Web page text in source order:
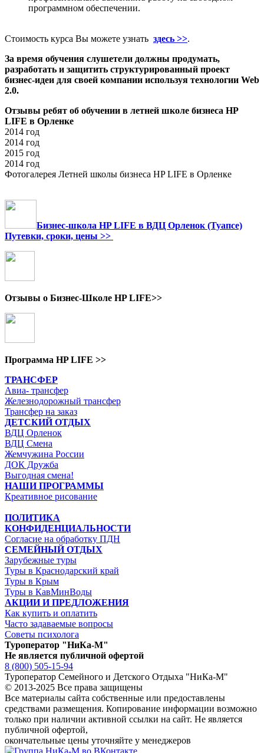
программном обеспечении.
Стоимость курса Вы можете узнать здесь >>.
За время обучения слушетели должны продумать,
разработать и защитить структурированный проект
бизнес-идеи для своей компании используя технологии Web
2.0.
Отзывы ребят об обучении в летней школе бизнеса HP
LIFE в Орленке
2014 год
2014 год
2015 год
2014 год
Фотогалерея Летней школы бизнеса HP LIFE в Орленке
Бизнес-школа HP LIFE в ВДЦ Орленок (Туапсе)
Путевки, сроки, цены >>
Отзывы о Бизнес-Школе HP LIFE>>
Программа HP LIFE >>
ТРАНСФЕР
Авиа- трансфер
Железнодорожный трансфер
Трансфер на заказ
ДЕТСКИЙ ОТДЫХ
ВДЦ Орленок
ВДЦ Смена
Жемчужина России
ДОК Дружба
Выгодная смена!
НАШИ ПРОГРАММЫ
Креативное рисование
ПОЛИТИКА
КОНФИДЕНЦИАЛЬНОСТИ
Согласие на обработку ПДН
СЕМЕЙНЫЙ ОТДЫХ
Зарубежные туры
Туры в Краснодарский край
Туры в Крым
Туры в КавМинВоды
АКЦИИ И ПРЕДЛОЖЕНИЯ
Как купить и оплатить
Часто задаваемые вопросы
Советы психолога
Туроператор "НиКа-М"
Не является публичной офертой
8 (800) 505-15-94
Туроператор Семейного и Детского Отдыха "НиКа-М"
© 2013-2025 Все права защищены
Все материалы сайта собственные или предоставлены
средствами размещения. Копирование информации возможно
только при наличии активной ссылки на сайт. Не является
публичной офертой,
окончательные цены уточняйте у менеджеров